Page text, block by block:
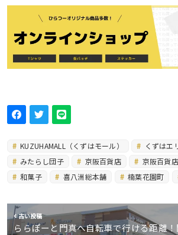
KUZUHAMALL（くずはモール）
くずはエ
みたらし団子
京阪百貨店
京阪百貨
和菓子
喜八洲総本舗 楠葉花園町
古い投稿
ららぽーと門真へ自転車で行ける距離